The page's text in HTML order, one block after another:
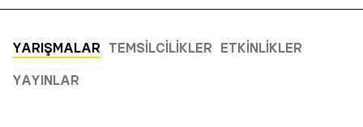
YARIŞMALAR TEMSILCILIKLER ETKINLIKLER
YAYINLAR